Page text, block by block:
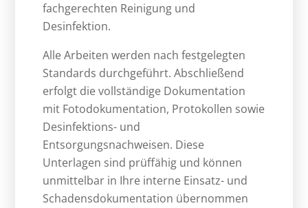
fachgerechten Reinigung und
Desinfektion.
Alle Arbeiten werden nach festgelegten
Standards durchgeführt. Abschließend
erfolgt die vollständige Dokumentation
mit Fotodokumentation, Protokollen sowie
Desinfektions- und
Entsorgungsnachweisen. Diese
Unterlagen sind prüffähig und können
unmittelbar in Ihre interne Einsatz- und
Schadensdokumentation übernommen